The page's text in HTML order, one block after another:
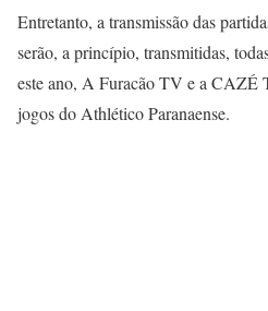
Entretanto, a transmissão das
serão, a princípio, transmitidas,
este ano, A Furacão TV e a CAZÉ
jogos do Athlético Paranaense.